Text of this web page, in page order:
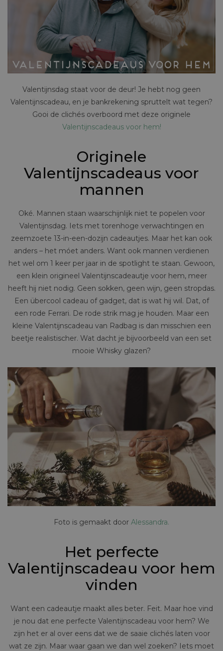
Valentijnsdag staat voor de deur! Je hebt nog geen
Valentijnscadeau, en je bankrekening spruttelt wat tegen?
Gooi de clichés overboord met deze originele
Valentijnscadeaus voor hem!
Originele
Valentijnscadeaus voor
mannen
Oké. Mannen staan waarschijnlijk niet te popelen voor
Valentijnsdag. Iets met torenhoge verwachtingen en
zeemzoete 13-in-een-dozijn cadeautjes. Maar het kan ook
anders – het móet anders. Want ook mannen verdienen
het wel om 1 keer per jaar in de spotlight te staan. Gewoon,
een klein origineel Valentijnscadeautje voor hem, meer
heeft hij niet nodig. Geen sokken, geen wijn, geen stropdas.
Een übercool cadeau of gadget, dat is wat hij wil. Dat, of
een rode Ferrari. De rode strik mag je houden. Maar een
kleine Valentijnscadeau van Radbag is dan misschien een
beetje realistischer. Wat dacht je bijvoorbeeld van een set
mooie Whisky glazen?
Foto is gemaakt door Alessandra.
Het perfecte
Valentijnscadeau voor hem
vinden
Want een cadeautje maakt alles beter. Feit. Maar hoe vind
je nou dat ene perfecte Valentijnscadeau voor hem? We
zijn het er al over eens dat we de saaie clichés laten voor
wat ze zijn. Maar waar gaan we dan wel zoeken? Iets moet